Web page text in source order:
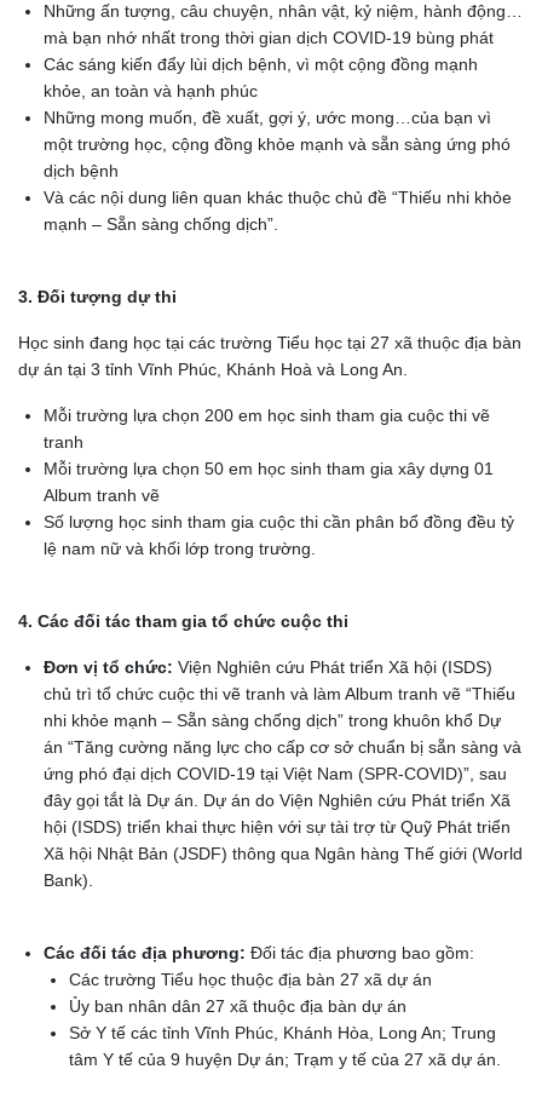
Những ấn tượng, câu chuyện, nhân vật, kỷ niệm, hành động…
mà bạn nhớ nhất trong thời gian dịch COVID-19 bùng phát
Các sáng kiến đẩy lùi dịch bệnh, vì một cộng đồng mạnh
khỏe, an toàn và hạnh phúc
Những mong muốn, đề xuất, gợi ý, ước mong…của bạn vì
một trường học, cộng đồng khỏe mạnh và sẵn sàng ứng phó
dịch bệnh
Và các nội dung liên quan khác thuộc chủ đề “Thiếu nhi khỏe
mạnh – Sẵn sàng chống dịch”.
3. Đối tượng dự thi
Học sinh đang học tại các trường Tiểu học tại 27 xã thuộc địa bàn
dự án tại 3 tỉnh Vĩnh Phúc, Khánh Hoà và Long An.
Mỗi trường lựa chọn 200 em học sinh tham gia cuộc thi vẽ
tranh
Mỗi trường lựa chọn 50 em học sinh tham gia xây dựng 01
Album tranh vẽ
Số lượng học sinh tham gia cuộc thi cần phân bổ đồng đều tỷ
lệ nam nữ và khối lớp trong trường.
4. Các đối tác tham gia tổ chức cuộc thi
Đơn vị tổ chức: Viện Nghiên cứu Phát triển Xã hội (ISDS)
chủ trì tổ chức cuộc thi vẽ tranh và làm Album tranh vẽ “Thiếu
nhi khỏe mạnh – Sẵn sàng chống dịch” trong khuôn khổ Dự
án “Tăng cường năng lực cho cấp cơ sở chuẩn bị sẵn sàng và
ứng phó đại dịch COVID-19 tại Việt Nam (SPR-COVID)”, sau
đây gọi tắt là Dự án. Dự án do Viện Nghiên cứu Phát triển Xã
hội (ISDS) triển khai thực hiện với sự tài trợ từ Quỹ Phát triển
Xã hội Nhật Bản (JSDF) thông qua Ngân hàng Thế giới (World
Bank).
Các đối tác địa phương: Đối tác địa phương bao gồm:
Các trường Tiểu học thuộc địa bàn 27 xã dự án
Ủy ban nhân dân 27 xã thuộc địa bàn dự án
Sở Y tế các tỉnh Vĩnh Phúc, Khánh Hòa, Long An; Trung
tâm Y tế của 9 huyện Dự án; Trạm y tế của 27 xã dự án.